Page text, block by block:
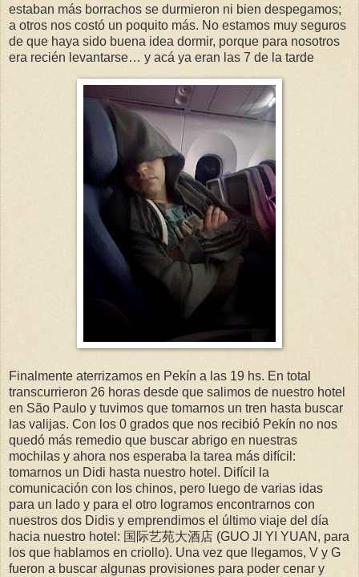
estaban más borrachos se durmieron ni bien despegamos;
a otros nos costó un poquito más. No estamos muy seguros
de que haya sido buena idea dormir, porque para nosotros
era recién levantarse… y acá ya eran las 7 de la tarde
Finalmente aterrizamos en Pekín a las 19 hs. En total
transcurrieron 26 horas desde que salimos de nuestro hotel
en São Paulo y tuvimos que tomarnos un tren hasta buscar
las valijas. Con los 0 grados que nos recibió Pekín no nos
quedó más remedio que buscar abrigo en nuestras
mochilas y ahora nos esperaba la tarea más difícil:
tomarnos un Didi hasta nuestro hotel. Difícil la
comunicación con los chinos, pero luego de varias idas
para un lado y para el otro logramos encontrarnos con
nuestros dos Didis y emprendimos el último viaje del día
hacia nuestro hotel: 国际艺苑大酒店 (GUO JI YI YUAN, para
los que hablamos en criollo). Una vez que llegamos, V y G
fueron a buscar algunas provisiones para poder cenar y